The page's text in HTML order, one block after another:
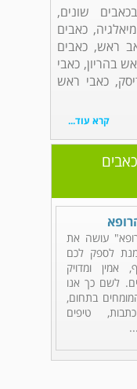
שונים,
כאבים
ראש, כאבים
בהריון, כאבי
כאבי ראש
קרא עוד...
עושה את
לספק לכם
אמין ומדויק
לשם כך אנו
בתחום,
טיפים